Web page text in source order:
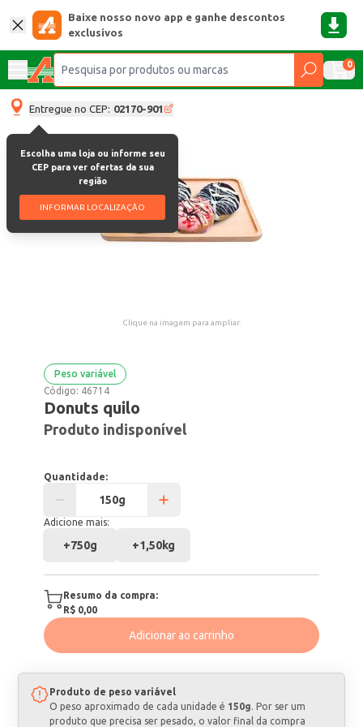
Baixe nosso novo app e ganhe descontos
exclusivos
0
Entregue no CEP: 02170-901
Escolha uma loja ou informe seu
CEP para ver ofertas da sua
região
INFORMAR LOCALIZAÇÃO
Clique na imagem para ampliar.
Peso variável
Código: 46714
Donuts quilo
Produto indisponível
Quantidade:
Adicione mais:
+750g +1,50kg
Resumo da compra:
R$ 0,00
Adicionar ao carrinho
Produto de peso variável
O peso aproximado de cada unidade é 150g. Por ser um
produto que precisa ser pesado, o valor final da compra